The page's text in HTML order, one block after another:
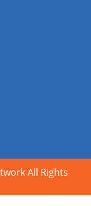
All Rights